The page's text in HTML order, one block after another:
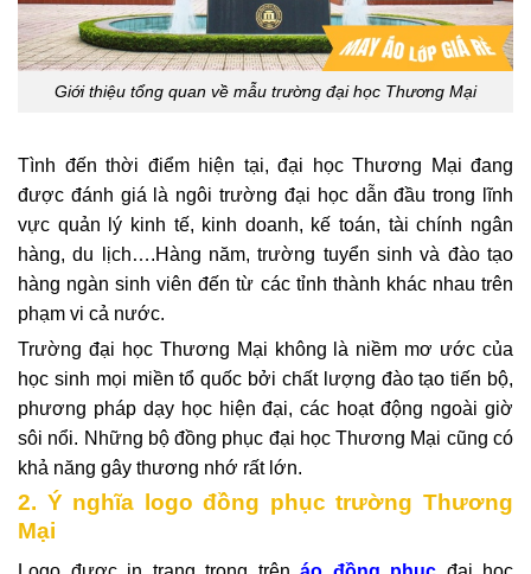
Giới thiệu tổng quan về mẫu trường đại học Thương Mại
Tình đến thời điểm hiện tại, đại học Thương Mại đang
được đánh giá là ngôi trường đại học dẫn đầu trong lĩnh
vực quản lý kinh tế, kinh doanh, kế toán, tài chính ngân
hàng, du lịch….Hàng năm, trường tuyển sinh và đào tạo
hàng ngàn sinh viên đến từ các tỉnh thành khác nhau trên
phạm vi cả nước.
Trường đại học Thương Mại không là niềm mơ ước của
học sinh mọi miền tổ quốc bởi chất lượng đào tạo tiến bộ,
phương pháp dạy học hiện đại, các hoạt động ngoài giờ
sôi nổi. Những bộ đồng phục đại học Thương Mại cũng có
khả năng gây thương nhớ rất lớn.
2. Ý nghĩa logo đồng phục trường Thương
Mại